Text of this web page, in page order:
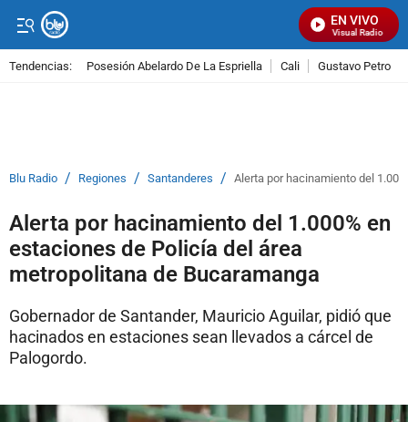
EN VIVO
Señal Visual Radio
Tendencias: Posesión Abelardo De La Espriella Cali Gustavo Petro
Blu Radio / Regiones / Santanderes / Alerta por hacinamiento del
Alerta por hacinamiento del 1.000% en
estaciones de Policía del área
metropolitana de Bucaramanga
Gobernador de Santander, Mauricio Aguilar, pidió que
hacinados en estaciones sean llevados a cárcel de
Palogordo.